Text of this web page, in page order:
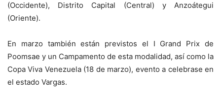
(Occidente), Distrito Capital (Central) y Anzoátegui
(Oriente).
En marzo también están previstos el I Grand Prix de
Poomsae y un Campamento de esta modalidad, así como la
Copa Viva Venezuela (18 de marzo), evento a celebrase en
el estado Vargas.